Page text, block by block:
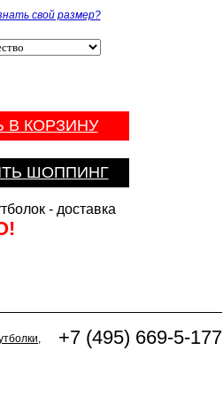
свой размер?
В КОРЗИНУ
ШОППИНГ
- доставка
, +7 (495) 669-5-177